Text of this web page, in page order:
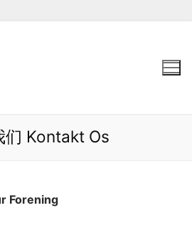
们 Kontakt Os
Forening